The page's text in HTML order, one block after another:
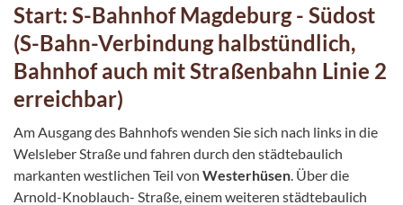
Start: S-Bahnhof Magdeburg - Südost
(S-Bahn-Verbindung halbstündlich,
Bahnhof auch mit Straßenbahn Linie 2
erreichbar)
Am Ausgang des Bahnhofs wenden Sie sich nach links in die
Welsleber Straße und fahren durch den städtebaulich
markanten westlichen Teil von Westerhüsen . Über die
Arnold-Knoblauch- Straße, einem weiteren städtebaulich